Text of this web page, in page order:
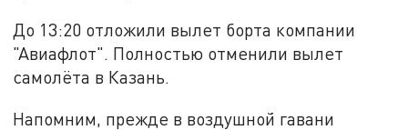
До 13:20 отложили вылет борта компании
"Авиафлот". Полностью отменили вылет
самолёта в Казань.
Напомним, прежде в воздушной гавани